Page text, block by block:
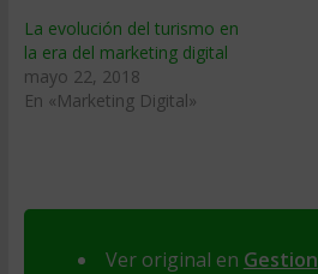
La evolución del turismo en
la era del marketing digital
mayo 22, 2018
En «Marketing Digital»
Ver original en Gestion